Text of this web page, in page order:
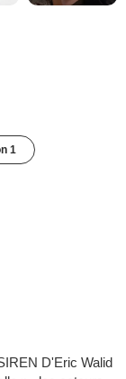
1
D'Eric Walid